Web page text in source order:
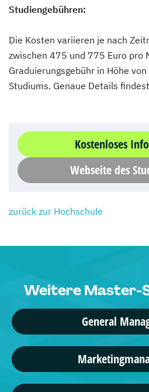
Studiengebühren:
Die Kosten variieren je nach
zwischen 475 und 775 Euro pro
Graduierungsgebühr in Höhe
Studiums. Genaue Details
Kostenloses
Webseite des
zurück zur Hochschule
Weitere Master-
General